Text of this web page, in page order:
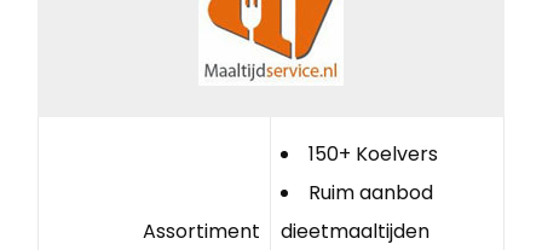
Assortiment
150+ Koelvers
Ruim aanbod
dieetmaaltijden